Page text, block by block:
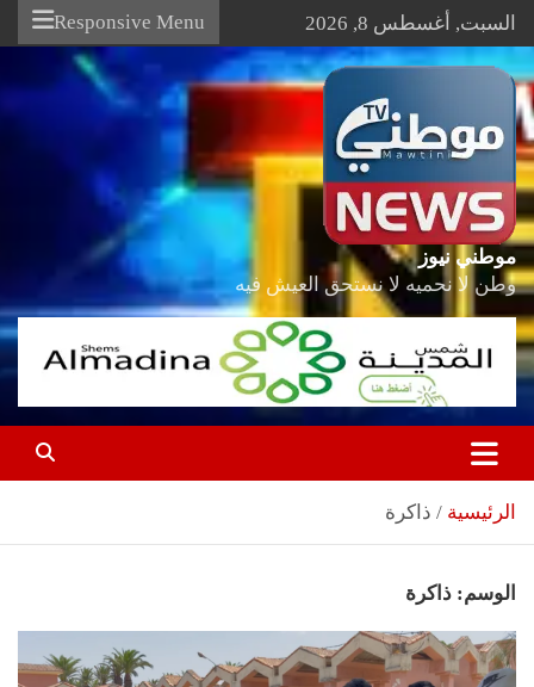
Skip
content
السبت, أغسطس 8, 2026 Responsive Menu
موطني نيوز
وطن لا نحميه لا نستحق العيش فيه
الرئيسية ذاكرة
الوسم: ذاكرة